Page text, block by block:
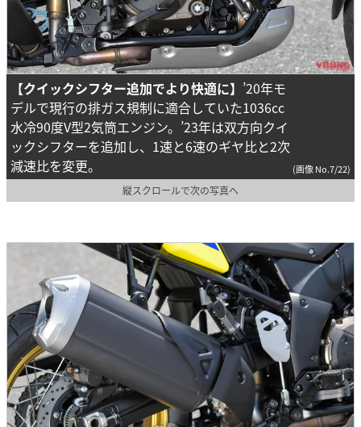
【クイックシフター追加でより快適に】 ’20年モ
デルで現行の排ガス規制に適合していた1036cc
水冷90度V型2気筒エンジン。’23年は双方向クイ
ックシフターを追加し、1速と6速のギヤ比と2次
減速比を変更。
(画像 No.7/22)
縦スクロールで次の写真へ